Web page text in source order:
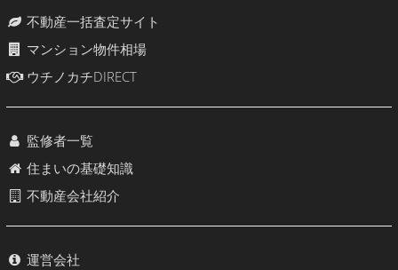
不動産一括査定サイト
マンション物件相場
ウチノカチDIRECT
監修者一覧
住まいの基礎知識
不動産会社紹介
運営会社